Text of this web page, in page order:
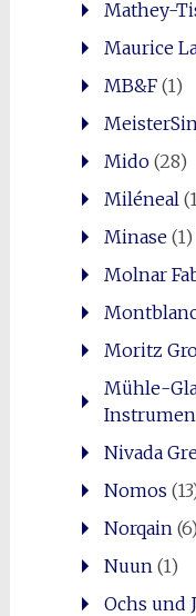
Mathey-
Maurice
MB&F(1)
Mido(28)
Miléneal
Minase(1)
Molnar
Moritz
Mühle-
Nivada
Nomos
Norqain (6)
Nuun (1)
Ochs und